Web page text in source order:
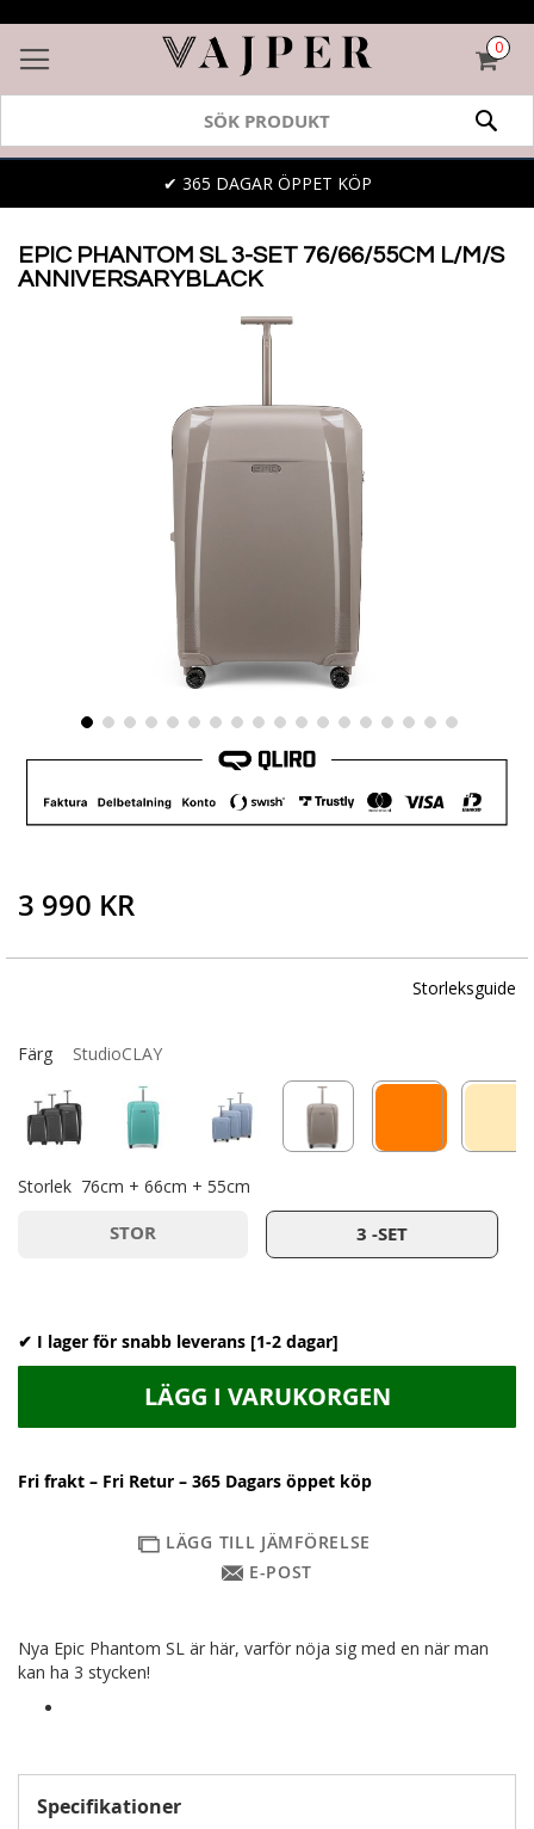
0
✔ 365 DAGAR ÖPPET KÖP
EPIC PHANTOM SL 3-SET 76/66/55CM L/M/S
ANNIVERSARYBLACK
beginning
images
gallery
3 990 KR
Storleksguide
Färg StudioCLAY
Storlek 76cm + 66cm + 55cm
STOR 3 -SET
✔ I lager för snabb leverans [1-2 dagar]
LÄGG I VARUKORGEN
Fri frakt – Fri Retur – 365 Dagars öppet köp
LÄGG TILL JÄMFÖRELSE
E-POST
Nya Epic Phantom SL är här, varför nöja sig med en när man
kan ha 3 stycken!
Specifikationer